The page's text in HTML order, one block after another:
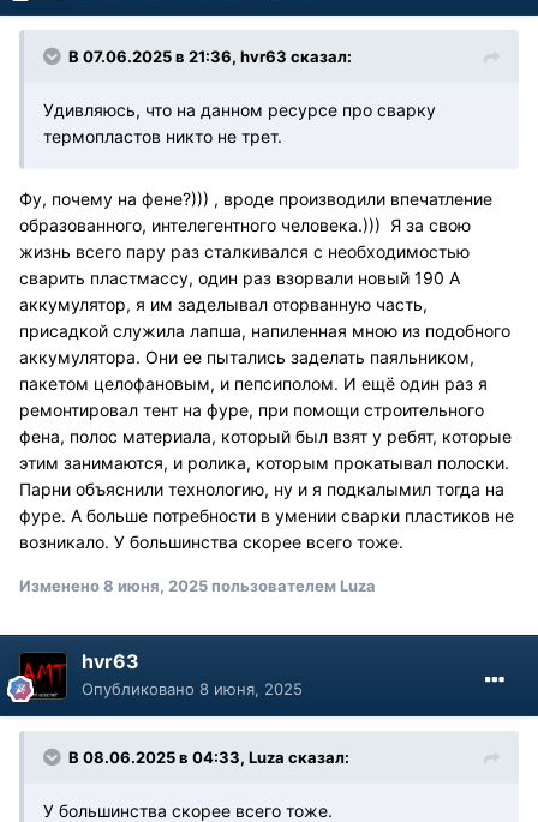
В 07.06.2025 в 21:36, hvr63 сказал:
Удивляюсь, что на данном ресурсе про сварку
термопластов никто не трет.
Фу, почему на фене?))) , вроде производили впечатление
образованного, интелегентного человека.))) Я за свою
жизнь всего пару раз сталкивался с необходимостью
сварить пластмассу, один раз взорвали новый 190 А
аккумулятор, я им заделывал оторванную часть,
присадкой служила лапша, напиленная мною из подобного
аккумулятора. Они ее пытались заделать паяльником,
пакетом целофановым, и пепсиполом. И ещё один раз я
ремонтировал тент на фуре, при помощи строительного
фена, полос материала, который был взят у ребят, которые
этим занимаются, и ролика, которым прокатывал полоски.
Парни объяснили технологию, ну и я подкалымил тогда на
фуре. А больше потребности в умении сварки пластиков не
возникало. У большинства скорее всего тоже.
Изменено8 июня, 2025пользователем Luza
hvr63
Опубликовано 8 июня, 2025
В 08.06.2025 в 04:33, Luza сказал:
У большинства скорее всего тоже.